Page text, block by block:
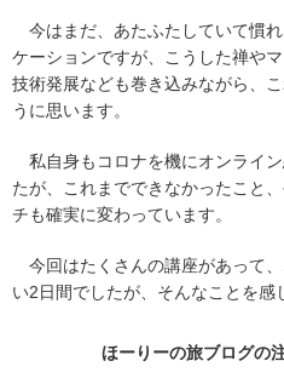
今はまだ、あたふたしていて慣
ケーションですが、こうした禅や
技術発展なども巻き込みながら、
うに思います。
私自身もコロナを機にオンライ
たが、これまでできなかったこと
チも確実に変わっています。
今回はたくさんの講座があって
い2日間でしたが、そんなことを感
ほーりーの旅ブログの